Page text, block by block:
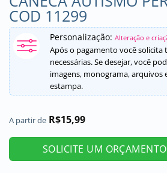
COD 11299
Personalização: Alteração e
Após o pagamento você solicita
necessárias. Se desejar, você
imagens, monograma, arquivos
estampa.
A partir de R$15,99
SOLICITE UM